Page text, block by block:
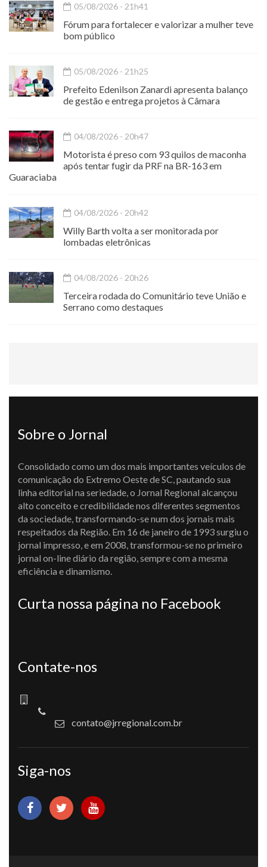
05/08/2026 - 21h41
Fórum para fortalecer e valorizar a mulher teve
bom público
05/08/2026 - 21h25
Prefeito Edenilson Zanardi apresenta balanço
de gestão e entrega projetos à Câmara
04/08/2026 - 20h47
Motorista é preso com 93 quilos de maconha
após tentar fugir da PRF na BR-163 em
Guaraciaba
04/08/2026 - 20h42
Willy Barth volta a ser monitorada por
lombadas eletrônicas
04/08/2026 - 20h26
Terceira rodada do Comunitário teve União e
Serrano como destaques
Sobre o Jornal
Consolidado como um dos mais importantes veículos de
comunicação do Extremo Oeste de SC, pautando sua
linha editorial na seriedade, o Jornal Regional alcançou
alto conceito e credibilidade nos diferentes segmentos
da sociedade, transformando-se num dos jornais mais
respeitados da Região. Em 16 de janeiro de 1993 surgiu o
jornal impresso, e em 2008, transformou-se no primeiro
jornal on-line diário da região, sempre com a mesma
eficiência e dinamismo.
Curta nossa página no Facebook
Contate-nos
contato@jrregional.com.br
Siga-nos